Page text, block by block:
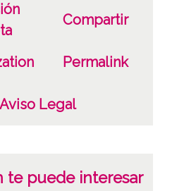
las imágenes
Compartir
Permalink
Aviso Legal
te puede interesar